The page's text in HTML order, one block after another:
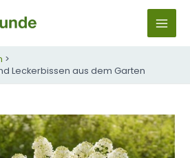
M
N
M
Leckerbissen aus dem Garten